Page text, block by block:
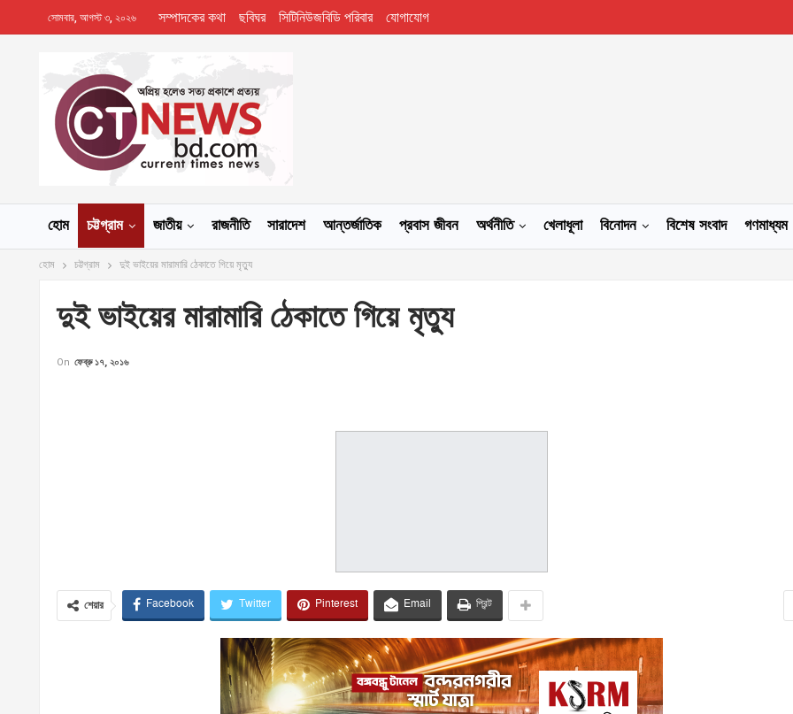
সোমবার, আগস্ট ৩, ২০২৬ সম্পাদকের কথা ছবিঘর সিটিনিউজবিডি পরিবার যোগাযোগ
হোম চট্টগ্রাম জাতীয় রাজনীতি সারাদেশ আন্তর্জাতিক প্রবাস জীবন অর্থনীতি খেলাধূলা বিনোদন বিশেষ সংবাদ গণমাধ্যম
হোম চট্টগ্রাম দুই ভাইয়ের মারামারি ঠেকাতে গিয়ে মৃত্যু
দুই ভাইয়ের মারামারি ঠেকাতে গিয়ে মৃত্যু
On ফেব্রু ১৭, ২০১৬
শেয়ার Facebook Twitter Pinterest Email প্রিন্ট